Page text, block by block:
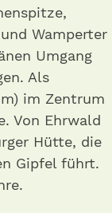
Wamperter
Umgang
Als
im Zentrum
Von Ehrwald
Hütte, die
Gipfel führt.